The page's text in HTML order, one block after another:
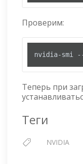
Проверим:
nvidia-smi --
Теперь при
Теги
NVIDIA